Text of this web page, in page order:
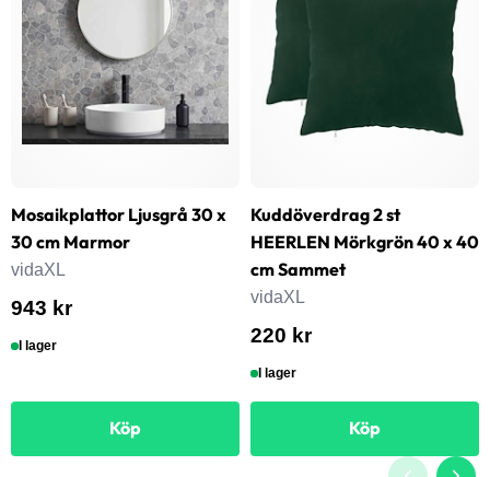
Mosaikplattor Ljusgrå 30 x
30 cm Marmor
vidaXL
943 kr
I lager
Köp
Kuddöverdrag 2 st
HEERLEN Mörkgrön 40 x 40
cm Sammet
vidaXL
220 kr
I lager
Köp